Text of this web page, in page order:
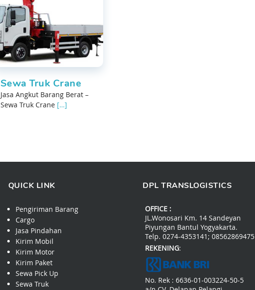
Sewa Truk Crane
Jasa Angkut Barang Berat –
Sewa Truk Crane […]
QUICK LINK
Pengiriman Barang
Cargo
Jasa Pindahan
Kirim Mobil
Kirim Motor
Kirim Paket
Sewa Pick Up
Sewa Truk
DPL TRANSLOGISTICS
OFFICE :
JL.Wonosari Km. 14 Sandeyan
Piyungan Bantul Yogyakarta.
Telp. 0274-4353141; 08562869475
REKENING:
No. Rek : 6636-01-003224-50-5